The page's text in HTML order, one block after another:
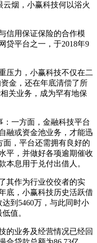
云烟，小赢科技何以浴火
信用保证保险的合作模
贷平台之一，于2018年9
压力，小赢科技不仅在二
金，还在年底清偿了所
关业务，成为罕有地保
：一方面，金融科技平台
融或资金池业务，才能迅
面，平台还需拥有良好的
平，并做好各项逾期催收
本息用于兑付出借人。
其作为行业佼佼者的实
底，小赢科技历史活跃借
到5460万，与此同时小
值。
的业务及经营情况已经回